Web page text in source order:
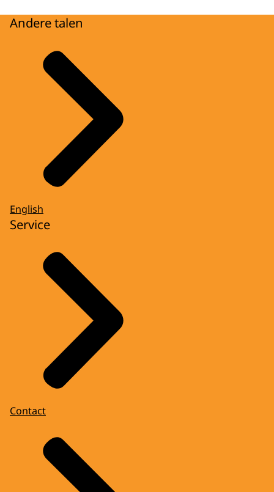
Andere talen
English
Service
Contact